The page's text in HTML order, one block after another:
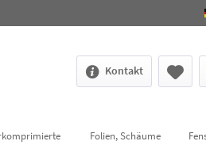
Kontakt
Folien, Schäume